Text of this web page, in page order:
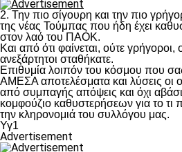
2. Την πιο σίγουρη και την πιο
της νέας Τούμπας που ήδη έχει
στον λαό του ΠΑΟΚ.
Και από ότι φαίνεται, ούτε γρήγοροι,
ανεξάρτητοι σταθήκατε.
Επιθυμία λοιπόν του κόσμου που
ΑΜΕΣΑ αποτελέσματα και λύσεις οι
από συμπαγής απόψεις και όχι
κομφούζιο καθυστερήσεων για το τι
την κληρονομιά του συλλόγου μας.
Υγ1
Advertisement